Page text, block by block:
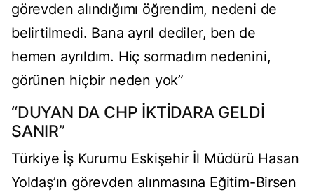
görevden alındığımı öğrendim, nedeni de
belirtilmedi. Bana ayrıl dediler, ben de
hemen ayrıldım. Hiç sormadım nedenini,
görünen hiçbir neden yok”
“DUYAN DA CHP İKTİDARA GELDİ
SANIR”
Türkiye İş Kurumu Eskişehir İl Müdürü Hasan
Yoldaş’ın görevden alınmasına Eğitim-Birsen